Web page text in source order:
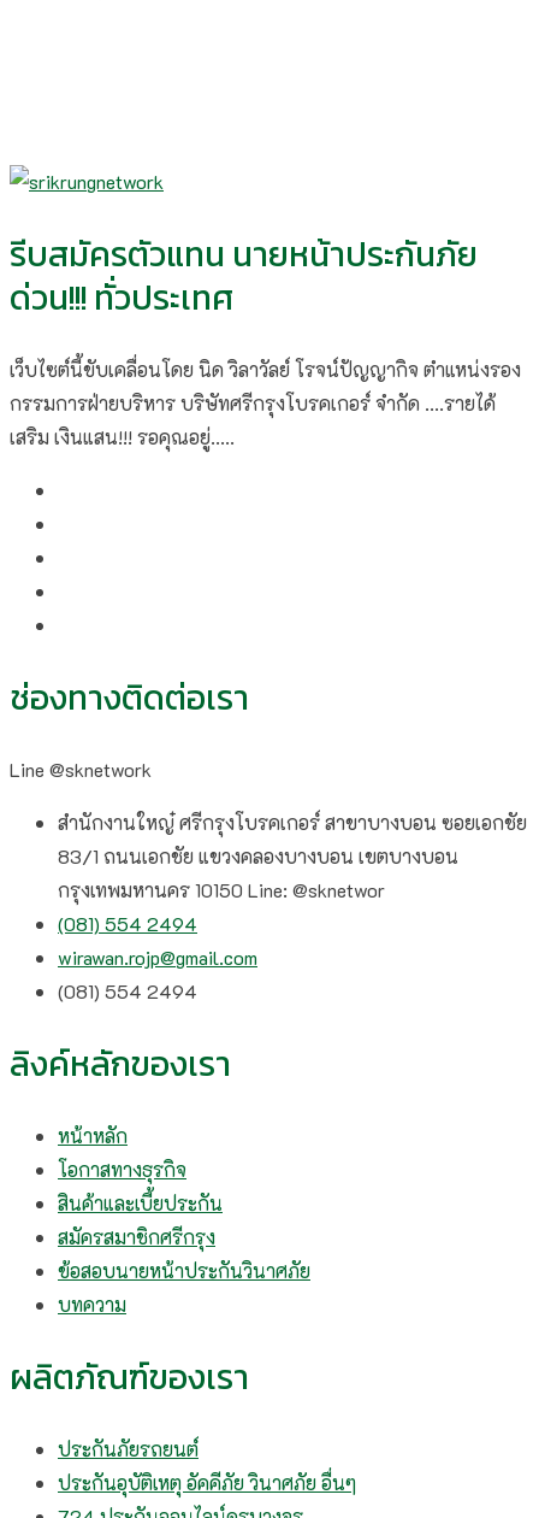
รีบสมัครตัวแทน นายหน้าประกันภัย
ด่วน!!! ทั่วประเทศ
เว็บไซต์นี้ขับเคลื่อนโดย นิด วิลาวัลย์​ โรจน์ปัญญากิจ ตำแหน่งรอง
กรรมการฝ่ายบริหาร บริษัทศรีกรุงโบรคเกอร์ จำกัด ....รายได้
เสริม เงินแสน!!! รอคุณอยู่.....
ช่องทางติดต่อเรา
Line @sknetwork
สำนักงานใหญ๋ ศรีกรุงโบรคเกอร์ สาขาบางบอน ซอยเอกชัย
83/1 ถนนเอกชัย แขวงคลองบางบอน เขตบางบอน
กรุงเทพมหานคร 10150 Line: @sknetwor
(081) 554 2494​
wirawan.rojp@gmail.com
(081) 554 2494​
ลิงค์หลักของเรา
หน้าหลัก
โอกาสทางธุรกิจ
สินค้าและเบี้ยประกัน
สมัครสมาชิกศรีกรุง
ข้อสอบนายหน้าประกันวินาศภัย
บทความ
ผลิตภัณฑ์ของเรา
ประกันภัยรถยนต์
ประกันอุบัติเหตุ อัคคีภัย วินาศภัย อื่นๆ